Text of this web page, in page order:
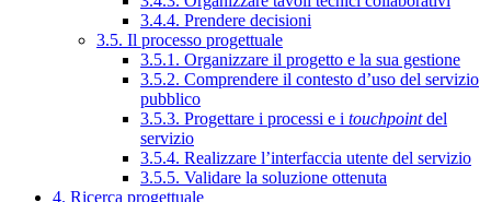
3.4.4. Prendere decisioni
3.5. Il processo progettuale
3.5.1. Organizzare il progetto e la sua gestione
3.5.2. Comprendere il contesto d’uso del servizio
pubblico
3.5.3. Progettare i processi e i touchpointdel
servizio
3.5.4. Realizzare l’interfaccia utente del servizio
3.5.5. Validare la soluzione ottenuta
4. Ricerca progettuale